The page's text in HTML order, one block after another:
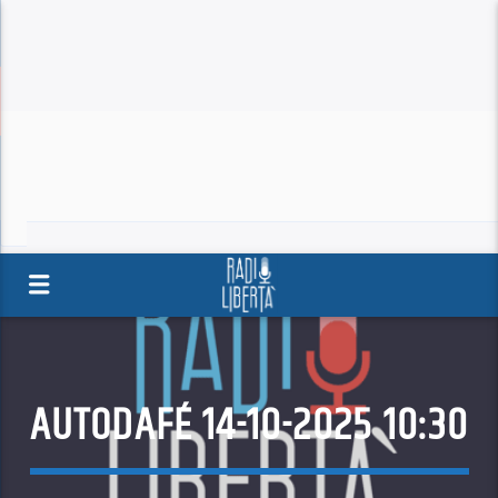
AUTODAFÉ 14-10-2025 10:30